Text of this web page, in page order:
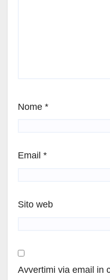
Nome *
Email *
Sito web
Avvertimi via email in